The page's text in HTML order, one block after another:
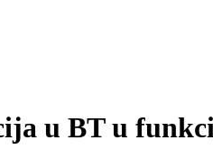
u BT u